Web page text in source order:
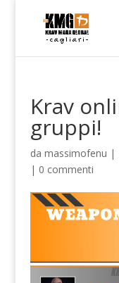
Krav
gruppi!
da massimofenu |
| 0 commenti